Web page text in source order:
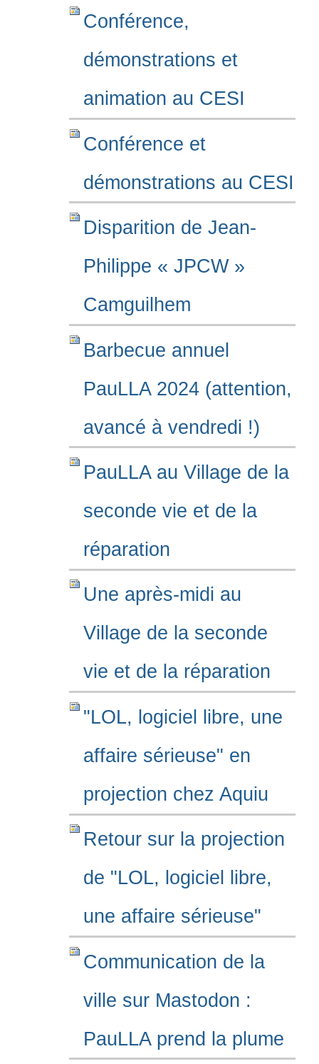
Conférence,
démonstrations et
animation au CESI
Conférence et
démonstrations au CESI
Disparition de Jean-
Philippe « JPCW »
Camguilhem
Barbecue annuel
PauLLA 2024 (attention,
avancé à vendredi !)
PauLLA au Village de la
seconde vie et de la
réparation
Une après-midi au
Village de la seconde
vie et de la réparation
"LOL, logiciel libre, une
affaire sérieuse" en
projection chez Aquiu
Retour sur la projection
de "LOL, logiciel libre,
une affaire sérieuse"
Communication de la
ville sur Mastodon :
PauLLA prend la plume